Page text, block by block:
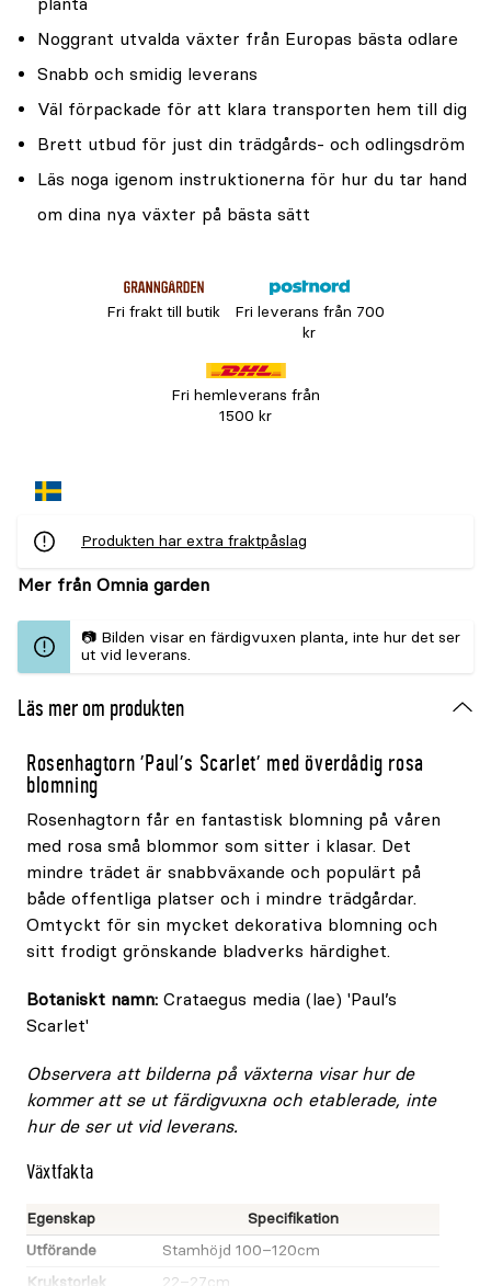
Noggrant utvalda växter från Europas bästa odlare
Snabb och smidig leverans
Väl förpackade för att klara transporten hem till dig
Brett utbud för just din trädgårds- och odlingsdröm
Läs noga igenom instruktionerna för hur du tar hand
om dina nya växter på bästa sätt
Fri frakt till butik
Fri leverans från 700
kr
Fri hemleverans från
1500 kr
Produkten har extra fraktpåslag
Mer från Omnia garden
📷 Bilden visar en färdigvuxen planta, inte hur det ser
ut vid leverans.
Läs mer om produkten
Rosenhagtorn 'Paul’s Scarlet' med överdådig rosa
blomning
Rosenhagtorn får en fantastisk blomning på våren
med rosa små blommor som sitter i klasar. Det
mindre trädet är snabbväxande och populärt på
både offentliga platser och i mindre trädgårdar.
Omtyckt för sin mycket dekorativa blomning och
sitt frodigt grönskande bladverks härdighet.
Botaniskt namn: Crataegus media (lae) 'Paul’s
Scarlet'
Observera att bilderna på växterna visar hur de
kommer att se ut färdigvuxna och etablerade, inte
hur de ser ut vid leverans.
Växtfakta
Egenskap
Specifikation
Utförande
Stamhöjd 100–120cm
Krukstorlek
22–27cm